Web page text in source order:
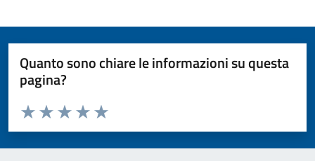
Quanto sono chiare le informazioni su questa
pagina?
Valuta da 1 a 5 stelle la pagina
Valuta 5 stelle su 5
Valuta 4 stelle su 5
Valuta 3 stelle su 5
Valuta 2 stelle su 5
Valuta 1 stelle su 5